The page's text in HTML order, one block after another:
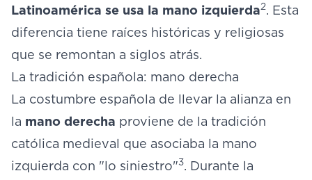
Latinoamérica se usa la mano izquierda2. Esta
diferencia tiene raíces históricas y religiosas
que se remontan a siglos atrás.
La tradición española: mano derecha
La costumbre española de llevar la alianza en
la mano derecha proviene de la tradición
católica medieval que asociaba la mano
izquierda con "lo siniestro"3. Durante la